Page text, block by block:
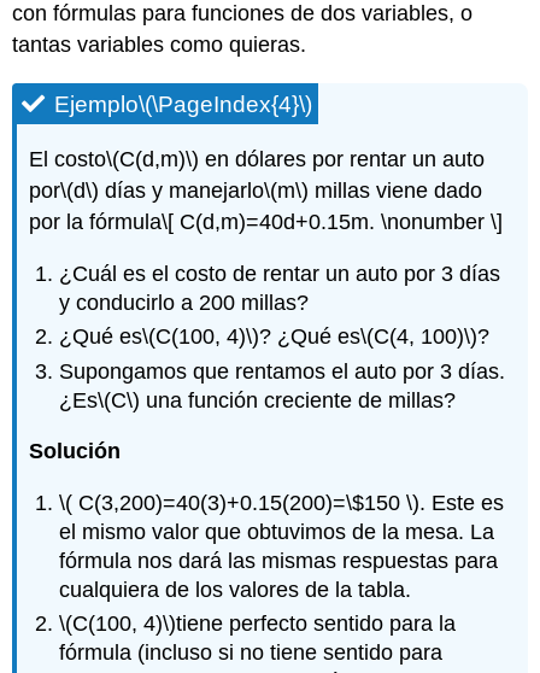
con fórmulas para funciones de dos variables, o
tantas variables como quieras.
Ejemplo\(\PageIndex{4}\)
El costo\(C(d,m)\) en dólares por rentar un auto
por\(d\) días y manejarlo\(m\) millas viene dado
por la fórmula\[ C(d,m)=40d+0.15m. \nonumber \]
¿Cuál es el costo de rentar un auto por 3 días
y conducirlo a 200 millas?
¿Qué es\(C(100, 4)\)? ¿Qué es\(C(4, 100)\)?
Supongamos que rentamos el auto por 3 días.
¿Es\(C\) una función creciente de millas?
Solución
\( C(3,200)=40(3)+0.15(200)=\$150 \). Este es
el mismo valor que obtuvimos de la mesa. La
fórmula nos dará las mismas respuestas para
cualquiera de los valores de la tabla.
\(C(100, 4)\)tiene perfecto sentido para la
fórmula (incluso si no tiene sentido para